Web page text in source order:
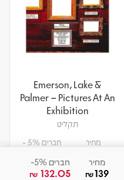
מחיר
139
₪
חברים 5%-
132.05
₪
Emerson, Lake &
Palmer – Pictures At An
Exhibition
תקליט
מחיר חברים 5% -